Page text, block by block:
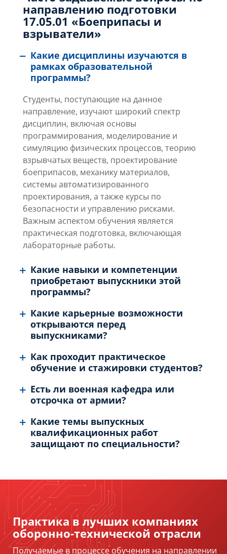
направлению подготовки
17.05.01 «Боеприпасы и
взрыватели»
Какие дисциплины изучаются в
рамках образовательной
программы?
Студенты, поступающие на данное
направление, изучают широкий спектр
дисциплин, включая основы
программирования, моделирование и
симуляцию физических процессов, теорию
взрывчатых веществ, проектирование
боеприпасов, механику материалов,
системы автоматизированного
проектирования, а также курсы по
безопасности и управлению рисками.
Важным аспектом обучения является
практическая подготовка, включающая
лабораторные работы.
Какие навыки и компетенции
приобретают выпускники этой
программы?
Какие карьерные возможности
открываются перед
выпускниками?
Как проходит практическое
обучение и стажировки студентов?
Есть ли военная кафедра или
отсрочка от армии?
Какие темы выпускных
квалификационных работ
защищают по специальности?
Практика в лучших компаниях
оборонно-технической отрасли
Получаемые в процессе обучения на направлении